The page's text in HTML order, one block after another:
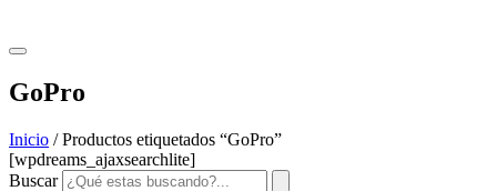
GoPro
Inicio / Productos etiquetados “GoPro”
[wpdreams_ajaxsearchlite]
Buscar